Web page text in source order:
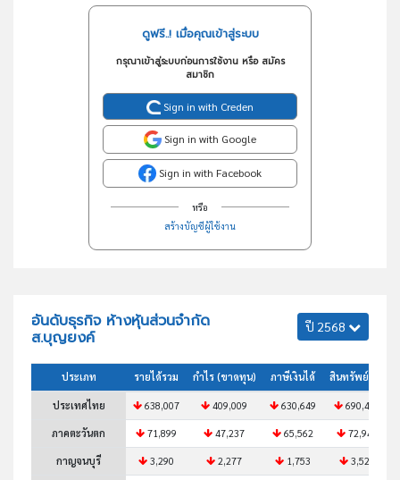
ดูฟรี..! เมื่อคุณเข้าสู่ระบบ
กรุณาเข้าสู่ระบบก่อนการใช้งาน หรือ สมัคร
สมาชิก
Sign in with Creden
Sign in with Google
Sign in with Facebook
หรือ
สร้างบัญชีผู้ใช้งาน
อันดับธุรกิจ ห้างหุ้นส่วนจำกัด
ส.บุญยงค์
ปี 2568
ประเภท รายได้รวม กำไร (ขาดทุน) ภาษีเงินได้ สินทรัพย์รวม
ประเทศไทย 638,007 409,009 630,649 690,420
ภาคตะวันตก 71,899 47,237 65,562 72,946
กาญจนบุรี 3,290 2,277 1,753 3,526